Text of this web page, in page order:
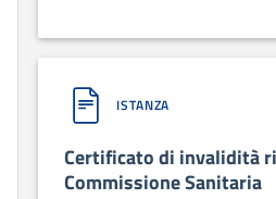
ISTANZA
Certificato di invalidità
Commissione Sanitaria